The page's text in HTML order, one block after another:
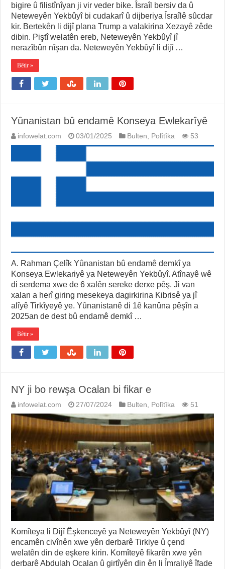
bigire û filistînîyan ji vir veder bike. Îsraîl bersiv da û
Neteweyên Yekbûyî bi cudakarî û dijberiya Îsraîlê sûcdar
kir. Bertekên li dijî plana Trump a valakirina Xezayê zêde
dibin. Piştî welatên ereb, Neteweyên Yekbûyî jî
nerazîbûn nîşan da. Neteweyên Yekbûyî li dijî …
Bêtir »
Yûnanistan bû endamê Konseya Ewlekarîyê
infowelat.com 03/01/2025 Bulten Polîtîka 53
A. Rahman Çelîk Yûnanistan bû endamê demkî ya
Konseya Ewlekariyê ya Neteweyên Yekbûyî. Atînayê wê
di serdema xwe de 6 xalên sereke derxe pêş. Ji van
xalan a herî giring mesekeya dagirkirina Kibrisê ya jî
alîyê Tirkîyeyê ye. Yûnanistanê di 1ê kanûna pêşîn a
2025an de dest bû endamê demkî …
Bêtir »
NY ji bo rewşa Ocalan bi fikar e
infowelat.com 27/07/2024 Bulten Polîtîka 51
Komîteya li Dijî Êşkenceyê ya Neteweyên Yekbûyî (NY)
encamên civînên xwe yên derbarê Tirkiye û çend
welatên din de eşkere kirin. Komîteyê fikarên xwe yên
derbarê Abdulah Ocalan û girtîyên din ên li Îmraliyê îfade